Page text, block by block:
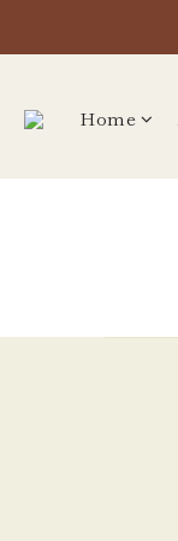
Home